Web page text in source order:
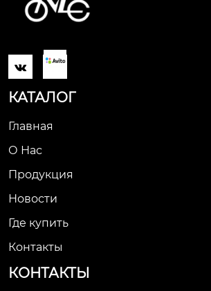

КАТАЛОГ
Главная
О Нас
Продукция
Новости
Где купить
Контакты
КОНТАКТЫ